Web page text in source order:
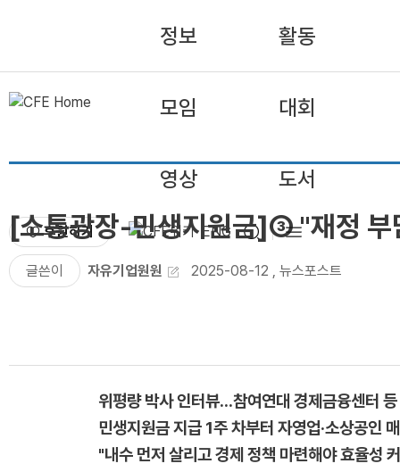
정보 활동
모임 대회
영상 도서
후원하기 ENG
[소통광장-민생지원금]③ "재정 부
글쓴이 자유기업원원 2025-08-12 , 뉴스포스트
위평량 박사 인터뷰...참여연대 경제금융센터
민생지원금 지급 1주 차부터 자영업·소상공인
"내수 먼저 살리고 경제 정책 마련해야 효율성